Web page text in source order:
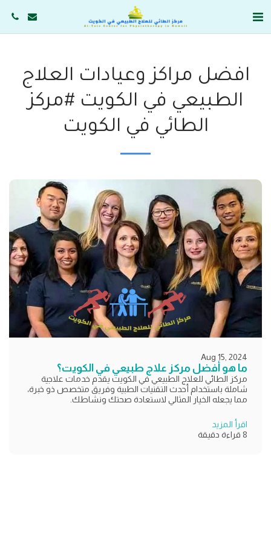
افضل مراكز وعيادات العلاج
الطبيعي في الكويت #مركز
الطائي في الكويت
Aug 15, 2024
ما هو أفضل مركز علاج طبيعي في الكويت؟
مركز الطائي للعلاج الطبيعي في الكويت يقدم خدمات علاجية
شاملة باستخدام أحدث التقنيات الطبية وفريق متخصص ذو خبرة،
مما يجعله الخيار المثالي لاستعادة صحتك ونشاطك.
اقرأ المزيد
8 قراءة دقيقة